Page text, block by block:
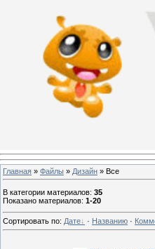
Главная » Файлы » Дизайн » Все
В категории материалов: 35
Показано материалов: 1-20
Сортировать по: Дате · Названию ·